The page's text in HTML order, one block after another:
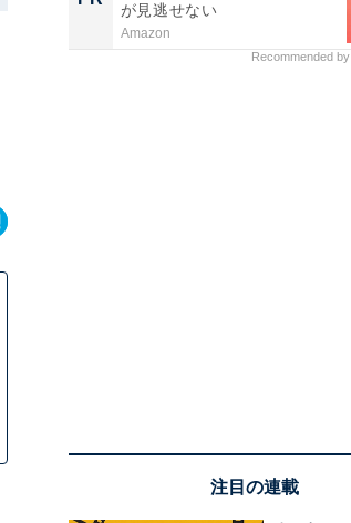
が見逃せない
Amazon
Recommended by
注目の連載